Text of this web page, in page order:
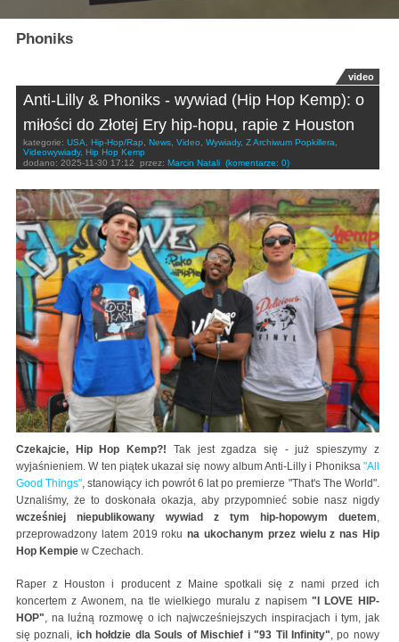
Phoniks
video
Anti-Lilly & Phoniks - wywiad (Hip Hop Kemp): o
miłości do Złotej Ery hip-hopu, rapie z Houston
kategorie: USA, Hip-Hop/Rap, News, Video, Wywiady, Z Archiwum Popkillera,
Videowywiady, Hip Hop Kemp
dodano: 2025-11-30 17:12 przez: Marcin Natali (komentarze: 0)
Czekajcie, Hip Hop Kemp?! Tak jest zgadza się - już spieszymy z
wyjaśnieniem. W ten piątek ukazał się nowy album Anti-Lilly i Phoniksa "All
Good Things" , stanowiący ich powrót 6 lat po premierze "That's The World".
Uznaliśmy, że to doskonała okazja, aby przypomnieć sobie nasz nigdy
wcześniej niepublikowany wywiad z tym hip-hopowym duetem
przeprowadzony latem 2019 rokuna ukochanym przez wielu z nas Hip
Hop Kempie w Czechach.
Raper z Houston i producent z Maine spotkali się z nami przed ich
koncertem z Awonem, na tle wielkiego muralu z napisem "I LOVE HIP-
HOP" , na luźną rozmowę o ich najwcześniejszych inspiracjach i tym, jak
się poznali, ich hołdzie dlaSouls of Mischief i"93 Til Infinity" , po nowy